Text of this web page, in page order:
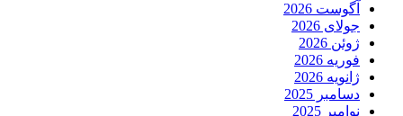
آگوست 2026
جولای 2026
ژوئن 2026
فوریه 2026
ژانویه 2026
دسامبر 2025
نوامبر 2025